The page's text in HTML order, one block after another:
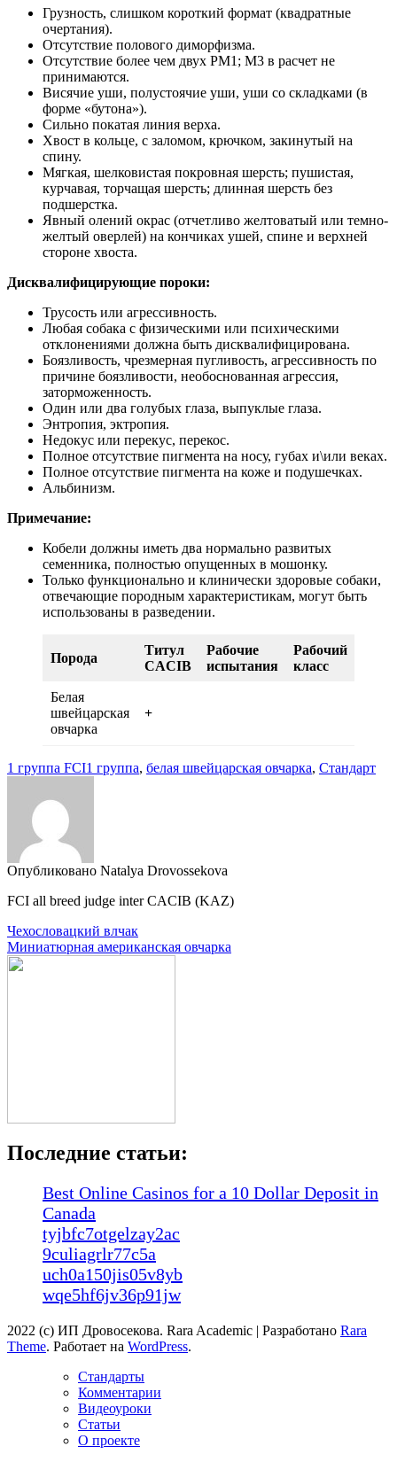
Грузность, слишком короткий формат (квадратные
очертания).
Отсутствие полового диморфизма.
Отсутствие более чем двух PM1; М3 в расчет не
принимаются.
Висячие уши, полустоячие уши, уши со складками (в
форме «бутона»).
Сильно покатая линия верха.
Хвост в кольце, с заломом, крючком, закинутый на
спину.
Мягкая, шелковистая покровная шерсть; пушистая,
курчавая, торчащая шерсть; длинная шерсть без
подшерстка.
Явный олений окрас (отчетливо желтоватый или темно-
желтый оверлей) на кончиках ушей, спине и верхней
стороне хвоста.
Дисквалифицирующие пороки:
Трусость или агрессивность.
Любая собака с физическими или психическими
отклонениями должна быть дисквалифицирована.
Боязливость, чрезмерная пугливость, агрессивность по
причине боязливости, необоснованная агрессия,
заторможенность.
Один или два голубых глаза, выпуклые глаза.
Энтропия, эктропия.
Недокус или перекус, перекос.
Полное отсутствие пигмента на носу, губах и\или веках.
Полное отсутствие пигмента на коже и подушечках.
Альбинизм.
Примечание:
Кобели должны иметь два нормально развитых
семенника, полностью опущенных в мошонку.
Только функционально и клинически здоровые собаки,
отвечающие породным характеристикам, могут быть
использованы в разведении.
Порода
Титул
CACIB
Рабочие
испытания
Рабочий
класс
Белая
швейцарская
овчарка
+
1 группа FCI1 группа, белая швейцарская овчарка, Стандарт
Опубликовано Natalya Drovossekova
FCI all breed judge inter CACIB (KAZ)
Навигация
по
Чехословацкий влчак
Миниатюрная американская овчарка
Последние статьи:
Best Online Casinos for a 10 Dollar Deposit in
Canada
tyjbfc7otgelzay2ac
9culiagrlr77c5a
uch0a150jis05v8yb
wqe5hf6jv36p91jw
2022 (с) ИП Дровосекова. Rara Academic | Разработано Rara
Theme. Работает на WordPress.
Стандарты
Комментарии
Видеоуроки
Статьи
О проекте